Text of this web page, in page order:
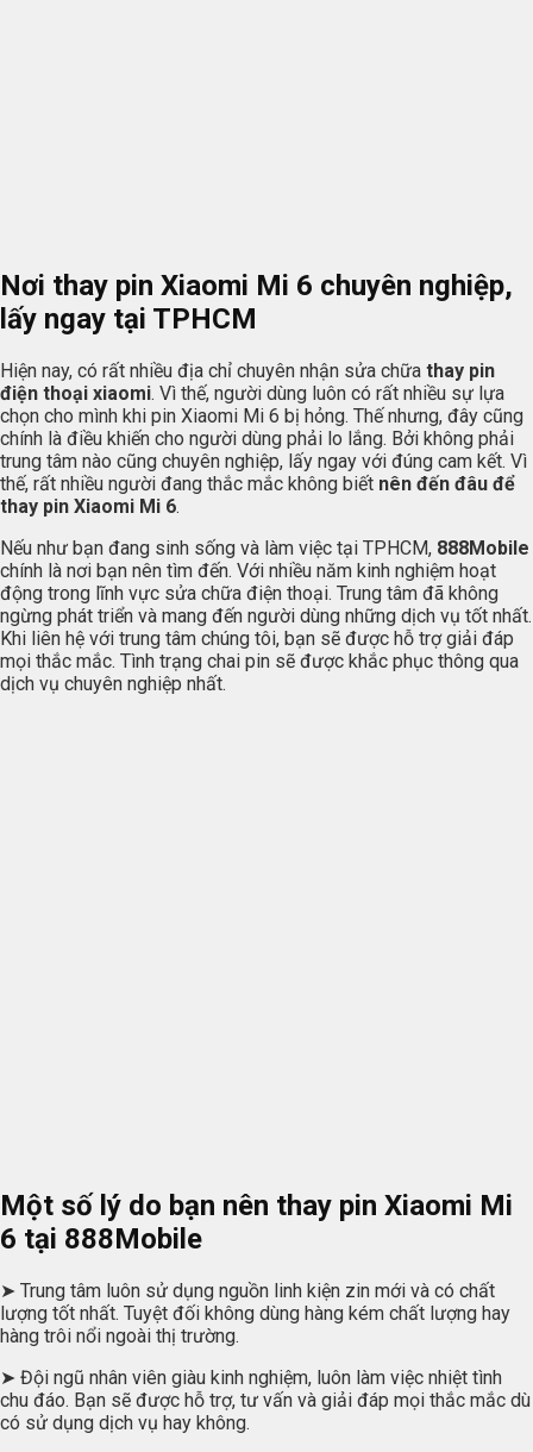
Nơi thay pin Xiaomi Mi 6 chuyên nghiệp,
lấy ngay tại TPHCM
Hiện nay, có rất nhiều địa chỉ chuyên nhận sửa chữa thay pin
điện thoại xiaomi. Vì thế, người dùng luôn có rất nhiều sự lựa
chọn cho mình khi pin Xiaomi Mi 6 bị hỏng. Thế nhưng, đây cũng
chính là điều khiến cho người dùng phải lo lắng. Bởi không phải
trung tâm nào cũng chuyên nghiệp, lấy ngay với đúng cam kết. Vì
thế, rất nhiều người đang thắc mắc không biết nên đến đâu để
thay pin Xiaomi Mi 6.
Nếu như bạn đang sinh sống và làm việc tại TPHCM, 888Mobile
chính là nơi bạn nên tìm đến. Với nhiều năm kinh nghiệm hoạt
động trong lĩnh vực sửa chữa điện thoại. Trung tâm đã không
ngừng phát triển và mang đến người dùng những dịch vụ tốt nhất.
Khi liên hệ với trung tâm chúng tôi, bạn sẽ được hỗ trợ giải đáp
mọi thắc mắc. Tình trạng chai pin sẽ được khắc phục thông qua
dịch vụ chuyên nghiệp nhất.
Một số lý do bạn nên thay pin Xiaomi Mi
6 tại 888Mobile
➤ Trung tâm luôn sử dụng nguồn linh kiện zin mới và có chất
lượng tốt nhất. Tuyệt đối không dùng hàng kém chất lượng hay
hàng trôi nổi ngoài thị trường.
➤ Đội ngũ nhân viên giàu kinh nghiệm, luôn làm việc nhiệt tình
chu đáo. Bạn sẽ được hỗ trợ, tư vấn và giải đáp mọi thắc mắc dù
có sử dụng dịch vụ hay không.